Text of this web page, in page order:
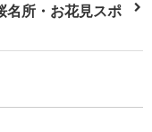
名所・お花見スポ